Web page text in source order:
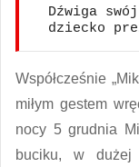
Dźwiga
dziecko
Współcześnie
miłym gestem
nocy 5 grudnia
buciku, w dużej